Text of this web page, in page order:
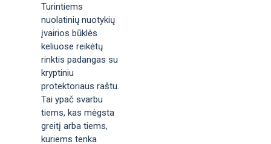
Turintiems
nuolatinių nuotykių
įvairios būklės
keliuose reikėtų
rinktis padangas su
kryptiniu
protektoriaus raštu.
Tai ypač svarbu
tiems, kas mėgsta
greitį arba tiems,
kuriems tenka